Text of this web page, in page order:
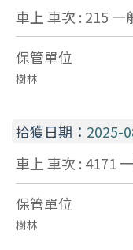
車上 車次 : 215一
保管單位
樹林
拾獲日期： 2025-
車上 車次 : 4171
保管單位
樹林